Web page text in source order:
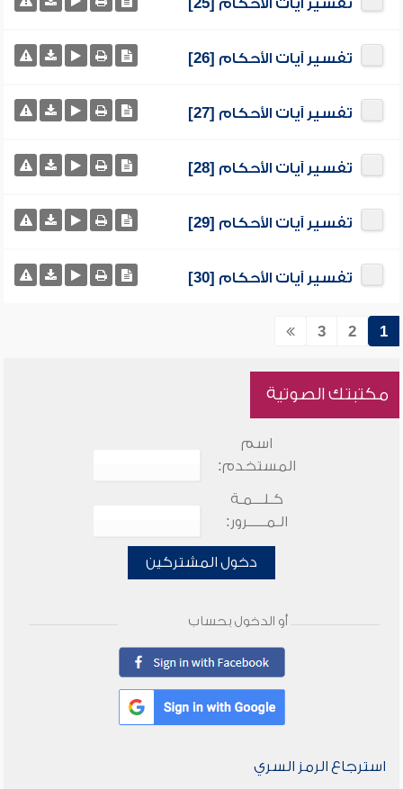
تفسير آيات الأحكام [25]
تفسير آيات الأحكام [26]
تفسير آيات الأحكام [27]
تفسير آيات الأحكام [28]
تفسير آيات الأحكام [29]
تفسير آيات الأحكام [30]
1
2
3
مكتبتك الصوتية
اسم
المستخدم:
كـلـــمـة
الـمـــــرور:
دخول المشتركين
أو الدخول بحساب
استرجاع الرمز السري